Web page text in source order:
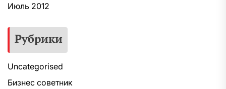
Июль 2012
Рубрики
Uncategorised
Бизнес советник